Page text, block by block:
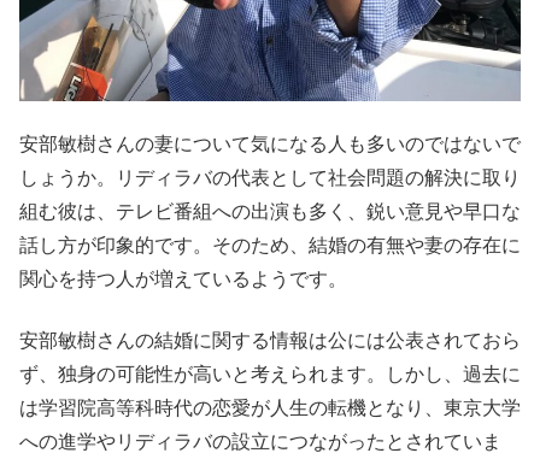
安部敏樹さんの妻について気になる人も多いのではないで
しょうか。リディラバの代表として社会問題の解決に取り
組む彼は、テレビ番組への出演も多く、鋭い意見や早口な
話し方が印象的です。そのため、結婚の有無や妻の存在に
関心を持つ人が増えているようです。
安部敏樹さんの結婚に関する情報は公には公表されておら
ず、独身の可能性が高いと考えられます。しかし、過去に
は学習院高等科時代の恋愛が人生の転機となり、東京大学
への進学やリディラバの設立につながったとされていま